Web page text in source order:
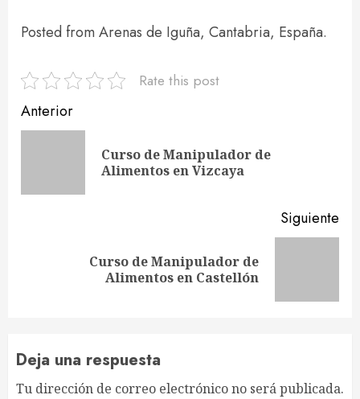
Posted from Arenas de Iguña, Cantabria, España.
Rate this post
Navegación
entradas
Anterior
Curso de Manipulador de
Alimentos en Vizcaya
Siguiente
Curso de Manipulador de
Alimentos en Castellón
Deja una respuesta
Tu dirección de correo electrónico no será publicada.